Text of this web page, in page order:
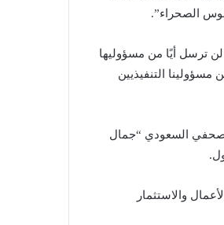
الصحراء”.
ترسل أيًا من مسؤوليها
التنفيذيين
السعودي “جمال
والاستثمار